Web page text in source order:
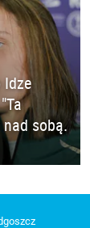
Idze
sobą.